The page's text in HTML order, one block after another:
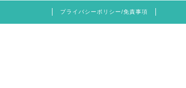
プライバシーポリシー/免責事項